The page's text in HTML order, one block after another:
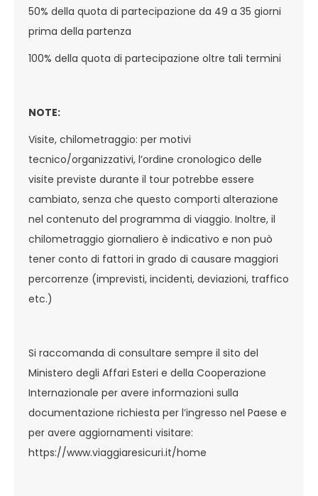
50% della quota di partecipazione da 49 a 35 giorni
prima della partenza
100% della quota di partecipazione oltre tali termini
NOTE:
Visite, chilometraggio: per motivi
tecnico/organizzativi, l’ordine cronologico delle
visite previste durante il tour potrebbe essere
cambiato, senza che questo comporti alterazione
nel contenuto del programma di viaggio. Inoltre, il
chilometraggio giornaliero è indicativo e non può
tener conto di fattori in grado di causare maggiori
percorrenze (imprevisti, incidenti, deviazioni, traffico
etc.)
Si raccomanda di consultare sempre il sito del
Ministero degli Affari Esteri e della Cooperazione
Internazionale per avere informazioni sulla
documentazione richiesta per l’ingresso nel Paese e
per avere aggiornamenti visitare:
https://www.viaggiaresicuri.it/home